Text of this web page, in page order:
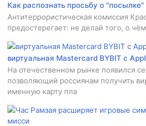
Как распознать просьбу о
Антитеррористическая комиссия
предостерегает: не делай того, о
виртуальная Mastercard BYBIT с
На отечественном рынке появился
позволяющий россиянам получить
именную карту пла